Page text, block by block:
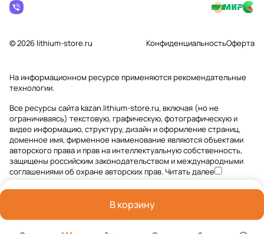
В корзину
© 2026 lithium-store.ru КонфиденциальностьОферта
На информационном ресурсе применяютсярекомендательные
технологии.
Все ресурсы сайта kazan.lithium-store.ru, включая (но не
ограничиваясь) текстовую, графическую, фотографическую и
видео информацию, структуру, дизайн и оформление страниц,
доменное имя, фирменное наименование являются объектами
авторского права и прав на интеллектуальную собственность,
защищены российским законодательством и международными
соглашениями об охране авторских прав.Читать далее